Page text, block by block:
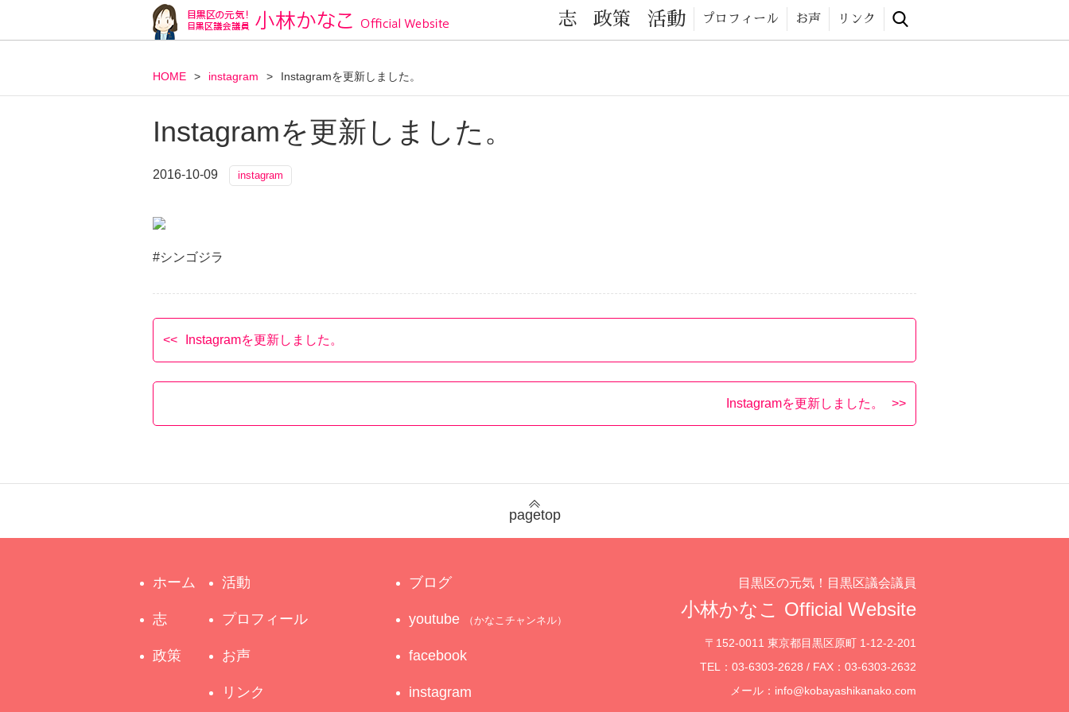
目黒区の元気！目黒区議会議員 小林かなこ Official website
志 政策 活動 プロフィール お声 リンク
HOME > instagram > Instagramを更新しました。
Instagramを更新しました。
2016-10-09 instagram
#シンゴジラ
Instagramを更新しました。
Instagramを更新しました。
pagetop
ホーム
志
政策
活動
プロフィール
お声
リンク
ブログ
youtube （かなこチャンネル）
facebook
instagram
目黒区の元気！目黒区議会議員
小林かなこ Official Website
〒152-0011 東京都目黒区原町 1-12-2-201
TEL：03-6303-2628 / FAX：03-6303-2632
メール： info@kobayashikanako.com